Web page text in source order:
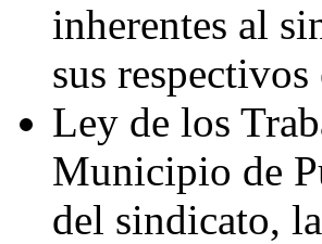
inherentes al
sus
Ley de los
Municipio de
del sindicato,